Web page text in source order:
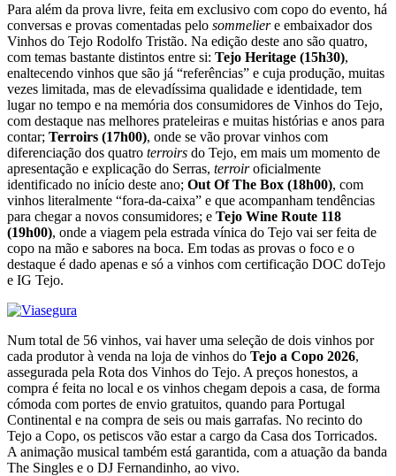
Para além da prova livre, feita em exclusivo com copo do evento, há
conversas e provas comentadas pelo sommeliere embaixador dos
Vinhos do Tejo Rodolfo Tristão. Na edição deste ano são quatro,
com temas bastante distintos entre si: Tejo Heritage (15h30),
enaltecendo vinhos que são já “referências” e cuja produção, muitas
vezes limitada, mas de elevadíssima qualidade e identidade, tem
lugar no tempo e na memória dos consumidores de Vinhos do Tejo,
com destaque nas melhores prateleiras e muitas histórias e anos para
contar; Terroirs (17h00), onde se vão provar vinhos com
diferenciação dos quatro terroirs do Tejo, em mais um momento de
apresentação e explicação do Serras, terroiroficialmente
identificado no início deste ano; Out Of The Box (18h00), com
vinhos literalmente “fora-da-caixa” e que acompanham tendências
para chegar a novos consumidores; e Tejo Wine Route 118
(19h00), onde a viagem pela estrada vínica do Tejo vai ser feita de
copo na mão e sabores na boca. Em todas as provas o foco e o
destaque é dado apenas e só a vinhos com certificação DOC doTejo
e IG Tejo.
Num total de 56 vinhos, vai haver uma seleção de dois vinhos por
cada produtor à venda na loja de vinhos do Tejo a Copo 2026,
assegurada pela Rota dos Vinhos do Tejo. A preços honestos, a
compra é feita no local e os vinhos chegam depois a casa, de forma
cómoda com portes de envio gratuitos, quando para Portugal
Continental e na compra de seis ou mais garrafas. No recinto do
Tejo a Copo, os petiscos vão estar a cargo da Casa dos Torricados.
A animação musical também está garantida, com a atuação da banda
The Singles e o DJ Fernandinho, ao vivo.